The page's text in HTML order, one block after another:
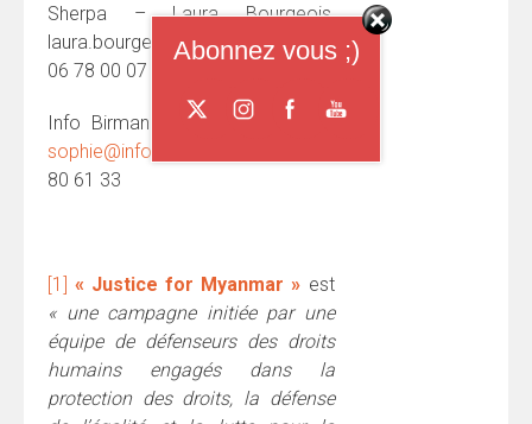
Sherpa – Laura Bourgeois,
laura.bourgeois@asso-sherpa.org
06 78 00 07 17
Info Birmanie – Sophie Brondel,
sophie@info-birmanie.org
80 61 33
[1] « Justice for Myanmar » est
« une campagne initiée par une
équipe de défenseurs des droits
humains engagés dans la
protection des droits, la défense
Abonnez vous ;)